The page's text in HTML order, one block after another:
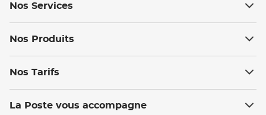
Nos Services
Nos Produits
Nos Tarifs
La Poste vous accompagne